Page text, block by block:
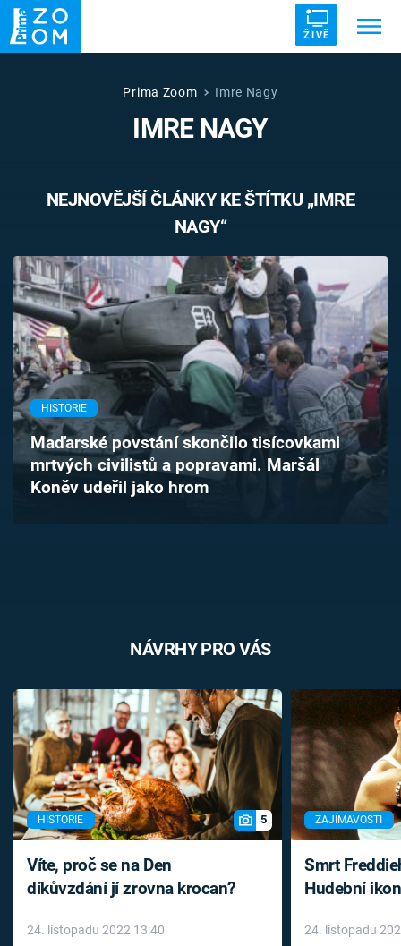
ŽIVĚ
DRUHÁ SVĚTOVÁ VÁLKA
VETŘELCI DÁVNOVĚKU
Témata
Pořady
TV Program
Časopis
Sledujte prima+
Prima Zoom Imre Nagy
IMRE NAGY
NEJNOVĚJŠÍ ČLÁNKY KE ŠTÍTKU „IMRE
NAGY“
HISTORIE
Maďarské povstání skončilo tisícovkami
mrtvých civilistů a popravami. Maršál
Koněv udeřil jako hrom
NÁVRHY PRO VÁS
HISTORIE 5
Víte, proč se na Den
díkůvzdání jí zrovna krocan?
24. listopadu 2022 13:40
ZAJÍMAVOSTI
Smrt
Hudební
léky
24. listopadu